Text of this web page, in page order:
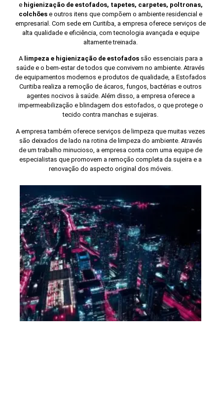
e higienização de estofados, tapetes, carpetes, poltronas,
colchões e outros itens que compõem o ambiente residencial e
empresarial. Com sede em Curitiba, a empresa oferece serviços de
alta qualidade e eficiência, com tecnologia avançada e equipe
altamente treinada.
A limpeza e higienização de estofados são essenciais para a
saúde e o bem-estar de todos que convivem no ambiente. Através
de equipamentos modernos e produtos de qualidade, a Estofados
Curitiba realiza a remoção de ácaros, fungos, bactérias e outros
agentes nocivos à saúde. Além disso, a empresa oferece a
impermeabilização e blindagem dos estofados, o que protege o
tecido contra manchas e sujeiras.
A empresa também oferece serviços de limpeza que muitas vezes
são deixados de lado na rotina de limpeza do ambiente. Através
de um trabalho minucioso, a empresa conta com uma equipe de
especialistas que promovem a remoção completa da sujeira e a
renovação do aspecto original dos móveis.